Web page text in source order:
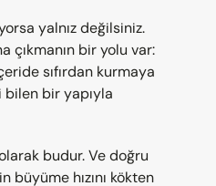
yalnız değilsiniz.
çıkmanın bir yolu var:
sıfırdan kurmaya
bilen bir yapıyla
budur. Ve doğru
büyüme hızını kökten